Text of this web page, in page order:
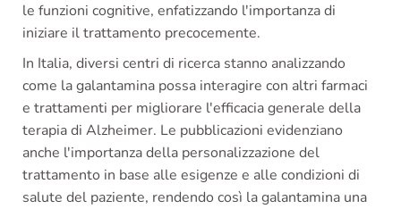
le funzioni cognitive, enfatizzando l'importanza di
iniziare il trattamento precocemente.
In Italia, diversi centri di ricerca stanno analizzando
come la galantamina possa interagire con altri farmaci
e trattamenti per migliorare l'efficacia generale della
terapia di Alzheimer. Le pubblicazioni evidenziano
anche l'importanza della personalizzazione del
trattamento in base alle esigenze e alle condizioni di
salute del paziente, rendendo così la galantamina una